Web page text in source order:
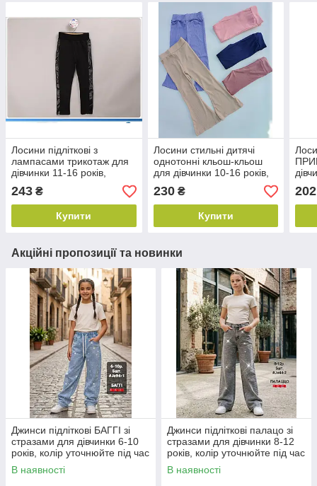
Лосини підліткові з
лампасами трикотаж для
дівчинки 11-16 років,
чорного кольору
243 ₴
Купити
Лосини стильні дитячі
однотонні кльош-кльош
для дівчинки 10-16 років,
колір уточнюйте під час
замовлення
230₴
Купити
202
Акційні пропозиції та новинки
Джинси підліткові БАГГІ зі
стразами для дівчинки 6-10
років, колір уточнюйте під час
замовлення
В наявності
Джинси підліткові палацо зі
стразами для дівчинки 8-12
років, колір уточнюйте під час
замовлення
В наявності